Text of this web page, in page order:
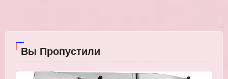
Вы Пропустили